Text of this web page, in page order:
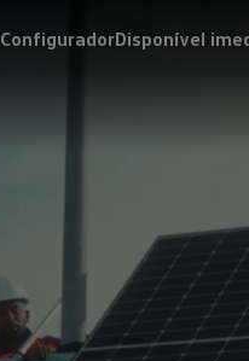
ConfiguradorDisponível